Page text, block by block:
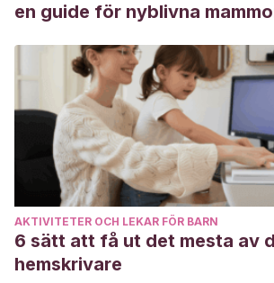
en guide för nyblivna
AKTIVITETER OCH LEKAR FÖR BARN
6 sätt att få ut det mesta av
hemskrivare